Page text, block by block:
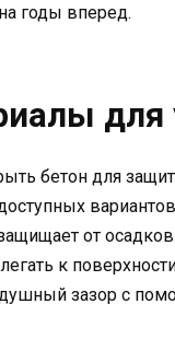
годы вперед.
для
бетон для
от
к
зазор с